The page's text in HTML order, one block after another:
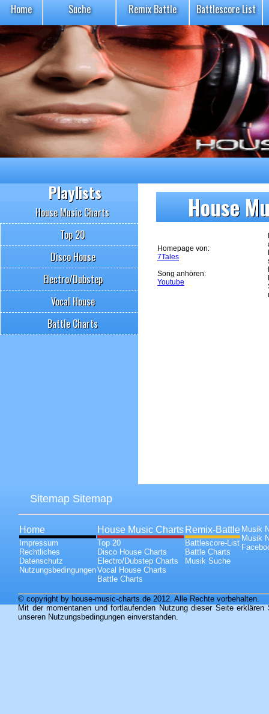
Home Suche Remix Battle Battlescore List
Playlists
House Music Charts
Top 20
Disco House
Electro/Dubstep
Vocal House
Battle Charts
House
Homepage von:
7Tales
Song anhören:
Youtube
Sitemap Sitemap
Home
Impressum
Rechtliches
Datenschutz
Nutzungsbedingungen
House Music Charts
Top 20
Disco House Charts
Electro/Dubstep Charts
Vocal House Charts
Battle Charts
Remix-Battle
Battlescore-List
Battle Charts
Musik Suche
Musik
Musik
© copyright by house-music-charts.de 2012. Alle Rechte vorbehalten.
Mit der momentanen und fortlaufenden Nutzung dieser Seite
unseren Nutzungsbedingungen einverstanden.